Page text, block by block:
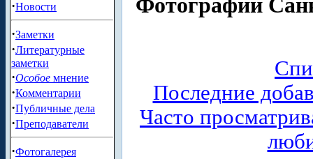
·Новости
·Заметки
·Литературные
заметки
·Особое мнение
·Комментарии
·Публичные дела
·Преподаватели
·Фотогалерея
Фотографии
Последние
Часто